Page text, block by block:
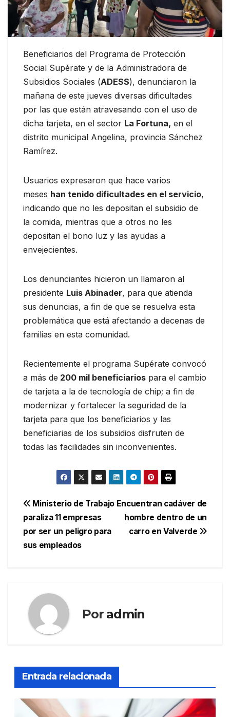
Beneficiarios del Programa de Protección
Social Supérate y de la Administradora de
Subsidios Sociales (ADESS), denunciaron la
mañana de este jueves diversas dificultades
por las que están atravesando con el uso de
dicha tarjeta, en el sector La Fortuna, en el
distrito municipal Angelina, provincia Sánchez
Ramírez.
Usuarios expresaron que hace varios
meses han tenido dificultades en el servicio,
indicando que no les depositan el subsidio de
la comida, mientras que a otros no les
depositan el bono luz y las ayudas a
envejecientes.
Los denunciantes hicieron un llamaron al
presidente Luis Abinader, para que atienda
sus denuncias, a fin de que se resuelva esta
problemática que está afectando a decenas de
familias en esta comunidad.
Recientemente el programa Supérate convocó
a más de 200 mil beneficiarios para el cambio
de tarjeta a la de tecnología de chip; a fin de
modernizar y fortalecer la seguridad de la
tarjeta para que los beneficiarios y las
beneficiarias de los subsidios disfruten de
todas las facilidades sin inconvenientes.
Navegación
de
entradas
Encuentran cadáver de
hombre dentro de un
carro en Valverde
Ministerio de Trabajo
paraliza 11 empresas
por ser un peligro para
sus empleados
Por admin
Entrada relacionada